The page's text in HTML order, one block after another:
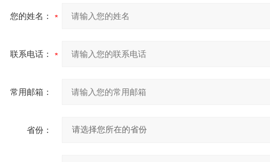
您的姓名：
联系电话：
常用邮箱：
省份：